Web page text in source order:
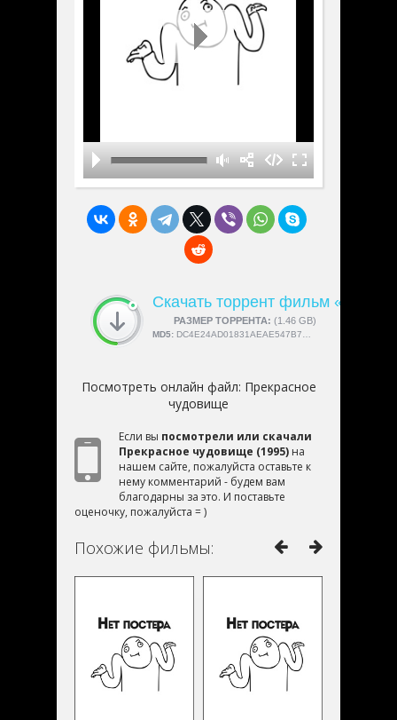
Скачать торрент фильм
РАЗМЕР ТОРРЕНТА: (1.46 GB)
СКАЧАЛИ:4189
MD5: DC4E24AD01831AEAE547B7C3030178DF
Посмотреть онлайн файл: Прекрасное
чудовище
Если вы посмотрели или скачали
Прекрасное чудовище (1995) на
нашем сайте, пожалуйста оставьте к
нему комментарий - будем вам
благодарны за это. И поставьте
оценочку, пожалуйста = )
Похожие фильмы: